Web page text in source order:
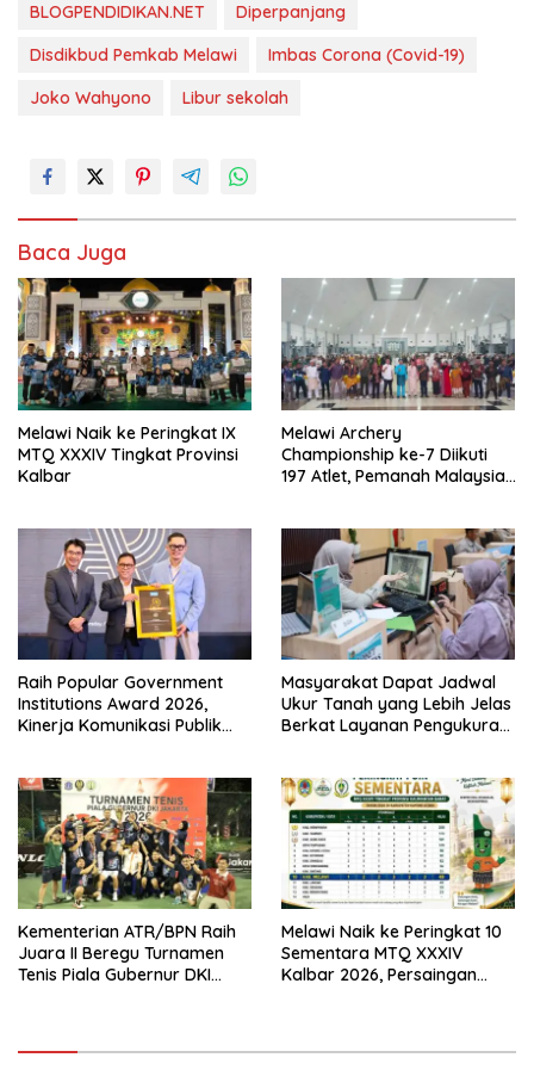
BLOGPENDIDIKAN.NET
Diperpanjang
Disdikbud Pemkab Melawi
Imbas Corona (Covid-19)
Joko Wahyono
Libur sekolah
Baca Juga
Melawi Naik ke Peringkat IX
MTQ XXXIV Tingkat Provinsi
Kalbar
Melawi Archery
Championship ke-7 Diikuti
197 Atlet, Pemanah Malaysia
Raih Popular Government
Institutions Award 2026,
Kinerja Komunikasi Publik
Masyarakat Dapat Jadwal
Ukur Tanah yang Lebih Jelas
Berkat Layanan Pengukuran
Kementerian ATR/BPN Raih
Juara II Beregu Turnamen
Tenis Piala Gubernur DKI
Melawi Naik ke Peringkat 10
Sementara MTQ XXXIV
Kalbar 2026, Persaingan